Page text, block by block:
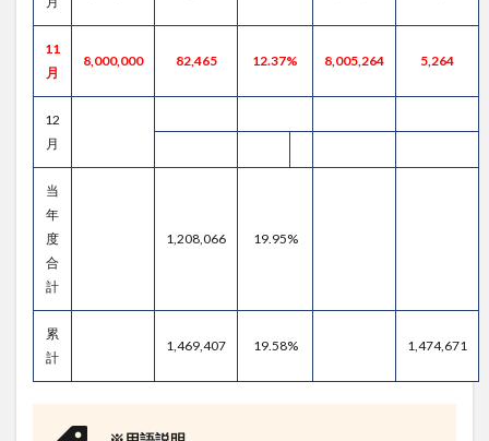
11
月
8,000,000 82,465 12.37% 8,005,264 5,264
12
月
当
年
度
合
計
1,208,066 19.95%
累
計
1,469,407 19.58% 1,474,671